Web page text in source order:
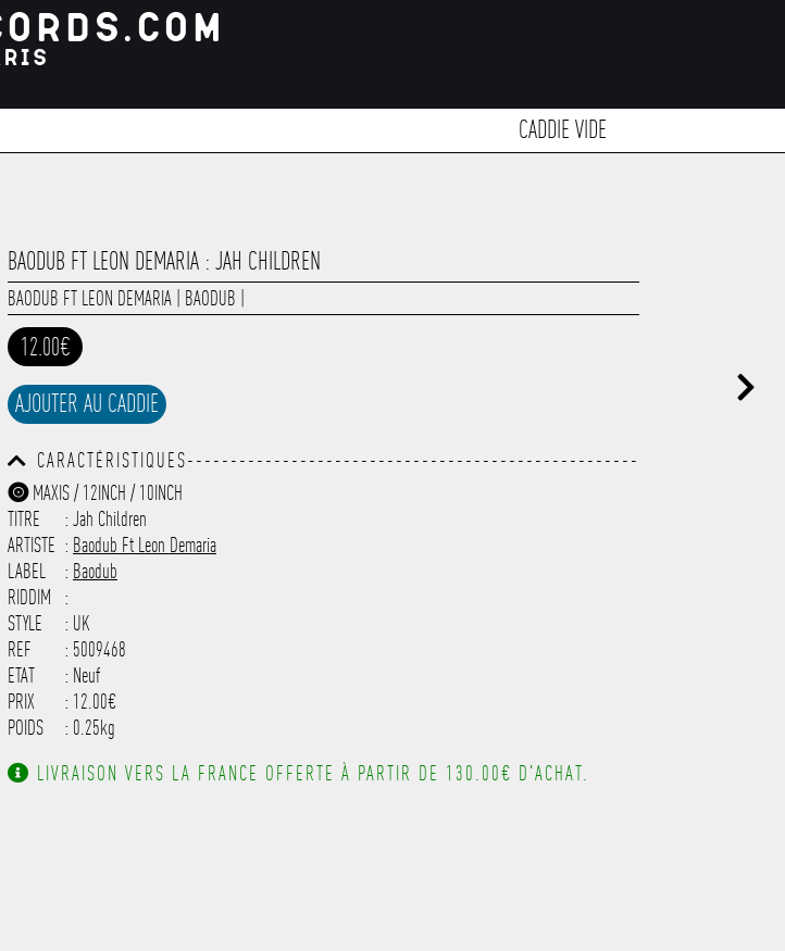
CADDIE VIDE
BAODUB FT LEON DEMARIA : JAH CHILDREN
BAODUB FT LEON DEMARIA BAODUB
12.00€
AJOUTER AU CADDIE
CARACTÉRISTIQUES----------------------------------------------------
---------------------------------------------------------------------
---------------------------------------------------------------------
-------------------
MAXIS / 12INCH / 10INCH
TITRE
: Jah Children
ARTISTE : Baodub Ft Leon Demaria
LABEL
: Baodub
RIDDIM
:
STYLE
: UK
REF
: 5009468
ETAT
: Neuf
PRIX
: 12.00€
POIDS
: 0.25kg
LIVRAISON VERS LA FRANCE OFFERTE À PARTIR DE 130.00€ D'ACHAT.